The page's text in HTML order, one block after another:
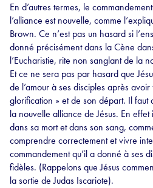
En d’autres termes, le
l’alliance est nouvelle, comme
Brown. Ce n’est pas un hasard si
donné précisément dans la Cène
l’Eucharistie, rite non sanglant de la
Et ce ne sera pas par hasard que
de l’amour à ses disciples après
glorification » et de son départ. Il
la nouvelle alliance de Jésus. En effet
dans sa mort et dans son sang,
comprendre correctement et vivre
commandement qu’il a donné à ses
fidèles. (Rappelons que Jésus
la sortie de Judas Iscariote).